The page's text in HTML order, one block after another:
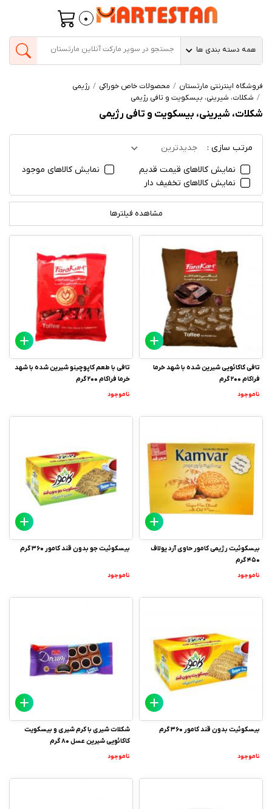
0
همه دسته بندی ها
فروشگاه اینترنتی مارتستان محصولات خاص خوراکی
رژیمی
شکلات، شیرینی، بیسکویت و تافی رژیمی
شکلات، شیرینی، بیسکویت و تافی رژیمی
مرتب سازی :
جدیدترین
نمایش کالاهای قیمت قدیم
نمایش کالاهای موجود
نمایش کالاهای تخفیف دار
مشاهده فیلترها
تافی کاکائویی شیرین شده با شهد خرما
فراکام 200 گرم
ناموجود
تافی با طعم کاپوچینو شیرین شده با شهد
خرما فراکام 200 گرم
ناموجود
بیسکوئیت رژیمی کامور حاوی آرد یولاف
450 گرم
ناموجود
بیسکوئیت جو بدون قند کامور 360 گرم
ناموجود
بیسکوئیت بدون قند کامور 360 گرم
ناموجود
شکلات شیری با کرم شیری و بیسکویت
کاکائویی شیرین عسل 80 گرم
ناموجود